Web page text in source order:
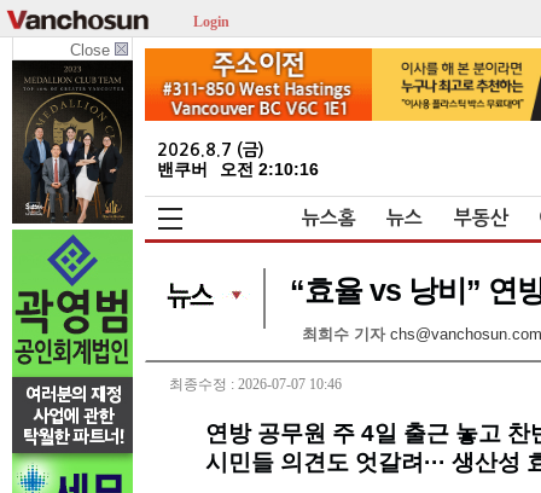
Login
Close
2026.8.7 (금)
밴쿠버 오전 2:10:16
뉴스홈 뉴스 부동산
“효율 vs 낭비” 연
최희수 기자 chs@vanchosun.com
최종수정 : 2026-07-07 10:46
연방 공무원 주 4일 출근 놓고 찬
시민들 의견도 엇갈려··· 생산성